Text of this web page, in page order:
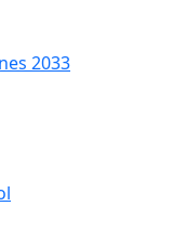
2033